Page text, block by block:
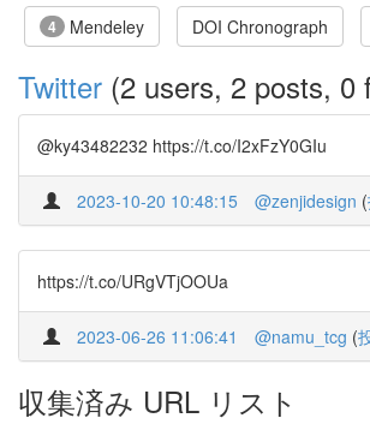
4 Mendeley DOI Chronograph
Twitter (2 users, 2 posts, 0
@ky43482232 https://t.co/I2xFzY0GIu
2023-10-20 10:48:15 @zenjidesign (
https://t.co/URgVTjOOUa
2023-06-26 11:06:41 @namu_tcg (
収集済み URL リスト